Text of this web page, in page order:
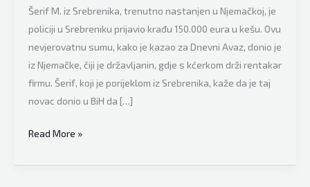
Šerif M. iz Srebrenika, trenutno nastanjen u Njemačkoj, je
policiji u Srebreniku prijavio krađu 150.000 eura u kešu. Ovu
nevjerovatnu sumu, kako je kazao za Dnevni Avaz, donio je
iz Njemačke, čiji je državljanin, gdje s kćerkom drži rentakar
firmu. Šerif, koji je porijeklom iz Srebrenika, kaže da je taj
novac donio u BiH da […]
Filmska
muškarac
Read More »